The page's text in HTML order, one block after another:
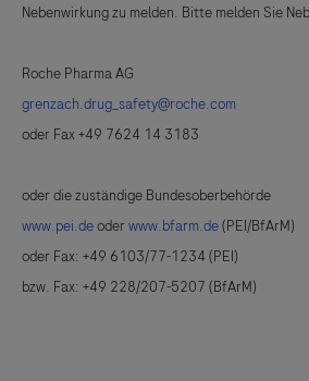
Nebenwirkung zu melden. Bitte melden Sie
Roche Pharma AG
grenzach.drug_safety@roche.com
oder Fax +49 7624 14 3183
oder die zuständige Bundesoberbehörde
www.pei.deoder www.bfarm.de(PEI/BfArM)
oder Fax: +49 6103/77-1234 (PEI)
bzw. Fax: +49 228/207-5207 (BfArM)